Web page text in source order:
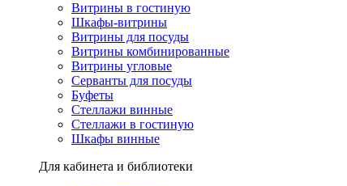
Витрины в гостиную
Шкафы-витрины
Витрины для посуды
Витрины комбинированные
Витрины угловые
Серванты для посуды
Буфеты
Стеллажи винные
Стеллажи в гостиную
Шкафы винные
Для кабинета и библиотеки